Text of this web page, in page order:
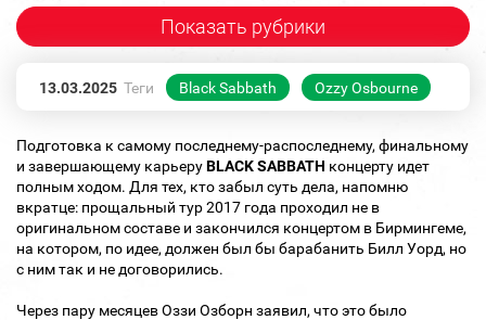
Показать рубрики
13.03.2025 Теги Black Sabbath Ozzy Osbourne
Подготовка к самому последнему-распоследнему, финальному
и завершающему карьеруBLACK SABBATH концерту идет
полным ходом. Для тех, кто забыл суть дела, напомню
вкратце: прощальный тур 2017 года проходил не в
оригинальном составе и закончился концертом в Бирмингеме,
на котором, по идее, должен был бы барабанить Билл Уорд, но
с ним так и не договорились.
Через пару месяцев Оззи Озборн заявил, что это было